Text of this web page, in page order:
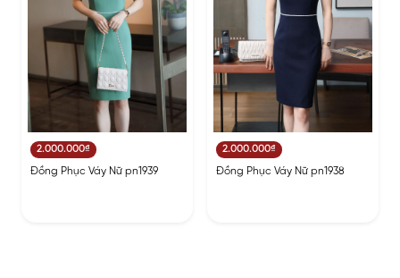
2.000.000₫
Đồng Phục Váy Nữ pn1939
2.000.000₫
Đồng Phục Váy Nữ pn1938